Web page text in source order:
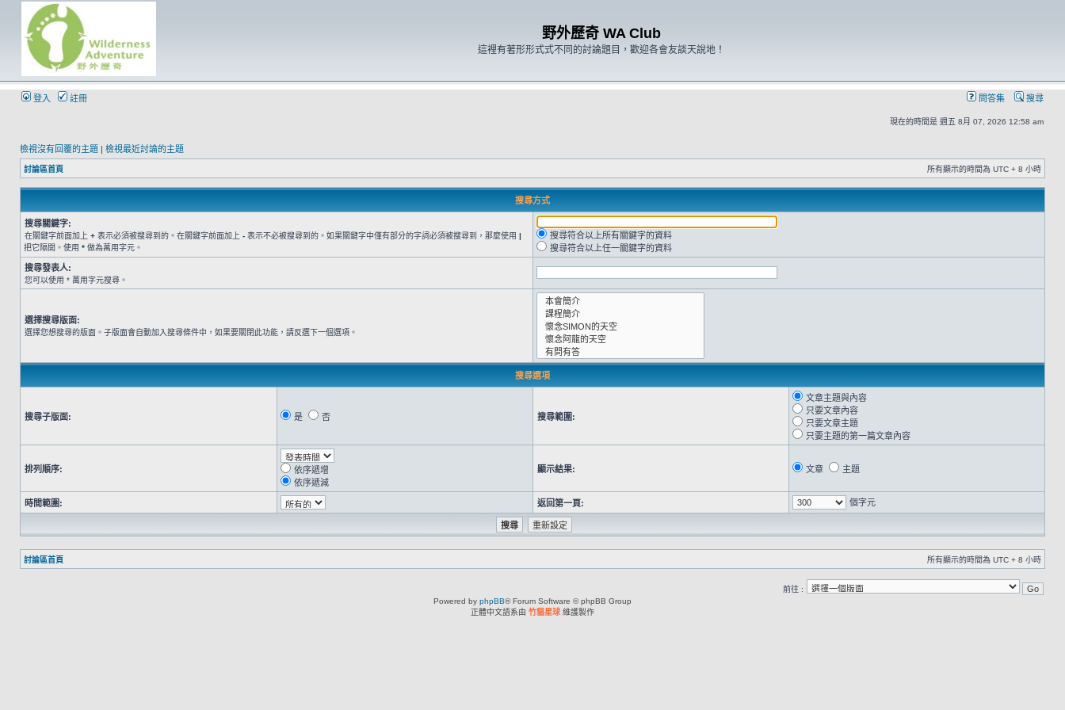
野外歷奇 WA Club
這裡有著形形式式不同的討論題目，歡迎各會友談天說地！
登入 註冊 問答集 搜尋
現在的時間是 週五 8月 07, 2026 12:58 am
檢視沒有回覆的主題 | 檢視最近討論的主題
討論區首頁 所有顯示的時間為 UTC + 8 小時
搜尋方式
搜尋關鍵字:
在關鍵字前面加上 + 表示必須被搜尋到的。在關鍵字前面加上 - 表示不必被搜尋到的。如果關鍵字中僅有部分的字詞必須被搜尋到，那麼使用 |
把它隔開。使用 * 做為萬用字元。
搜尋符合以上所有關鍵字的資料
搜尋符合以上任一關鍵字的資料
搜尋發表人:
您可以使用 * 萬用字元搜尋。
選擇搜尋版面:
選擇您想搜尋的版面。子版面會自動加入搜尋條件中，如果要關閉此功能，請反選下一個選項。
搜尋選項
搜尋子版面: 是 否 搜尋範圍:
文章主題與內容
只要文章內容
只要文章主題
只要主題的第一篇文章內容
排列順序:
依序遞增
依序遞減
顯示結果: 文章 主題
時間範圍: 返回第一頁: 個字元
討論區首頁 所有顯示的時間為 UTC + 8 小時
前往 :
Powered by phpBB® Forum Software © phpBB Group
正體中文語系由 竹貓星球 維護製作